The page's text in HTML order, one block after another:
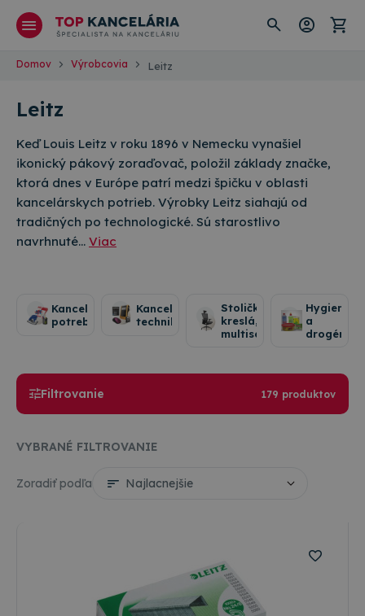
Domov Výrobcovia Leitz
Leitz
Keď Louis Leitz v roku 1896 v Nemecku vynašiel
ikonický pákový zoraďovač, položil základy značke,
ktorá dnes v Európe patrí medzi špičku v oblasti
kancelárskych potrieb. Výrobky Leitz siahajú od
tradičných po technologické. Sú starostlivo
navrhnuté… Viac
Kancelárske
potreby
Kancelárska
technika
Stoličky,
kreslá,
multisedáky
Hygiena
a
drogéria
VYBRANÉ FILTROVANIE
Filtrovanie 179 produktov
Zoradiť podľa